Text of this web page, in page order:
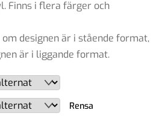
till
Finns i flera färger och
designen är i stående format,
är i liggande format.
Rensa